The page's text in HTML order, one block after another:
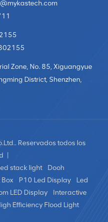
y juega transparente
en muros
y otros
pantalla LED de
de la pantalla es liviano
Se puede ensamblar
para presentar
parques temáticos,
fiestas,construcción
creativa de forma
con formas
en varias formas
en
LED creativas con formas
un gran poder de
del diseño artístico.que
Zone, No. 85, Xiguangyue
District, Shenzhen,
Reservados todos los
stack light
Dooh
Box P10 Led Display
Led
LED Display
Interactive
Efficiency Flood Light